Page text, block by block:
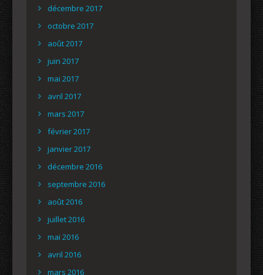
décembre 2017
octobre 2017
août 2017
juin 2017
mai 2017
avril 2017
mars 2017
février 2017
janvier 2017
décembre 2016
septembre 2016
août 2016
juillet 2016
mai 2016
avril 2016
mars 2016